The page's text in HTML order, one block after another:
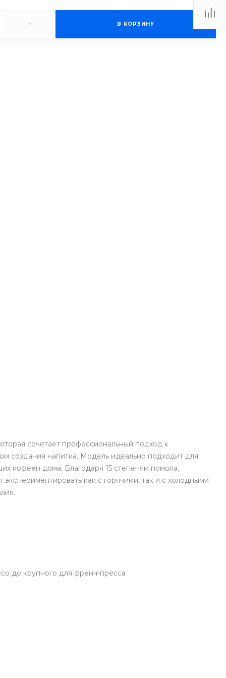
+ В КОРЗИНУ
сочетает профессиональный подход к
создания напитка. Модель идеально подходит для
кофеен дома. Благодаря 15 степеням помола,
как с горячими, так и с холодными
до крупного для френч-пресса